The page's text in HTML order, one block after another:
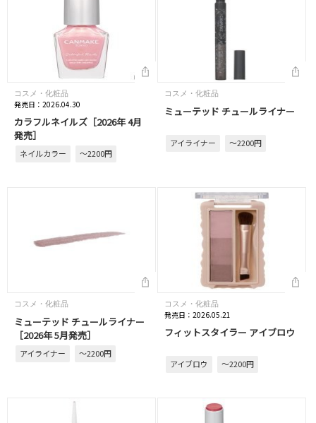
コスメ・化粧品
発売日：2026.04.30
カラフルネイルズ［2026年 4月
発売］
ネイルカラー ～2200円
コスメ・化粧品
ミューテッド チュールライナー
アイライナー ～2200円
コスメ・化粧品
ミューテッド チュールライナー
［2026年 5月発売］
アイライナー ～2200円
コスメ・化粧品
発売日：2026.05.21
フィットスタイラー アイブロウ
アイブロウ ～2200円